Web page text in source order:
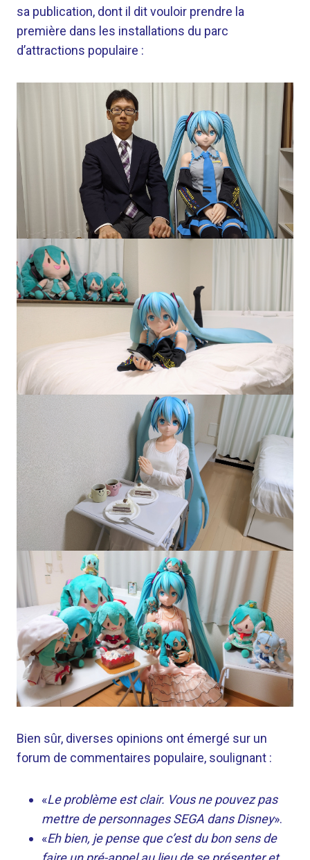
sa publication, dont il dit vouloir prendre la
première dans les installations du parc
d’attractions populaire :
Bien sûr, diverses opinions ont émergé sur un
forum de commentaires populaire, soulignant :
«Le problème est clair. Vous ne pouvez pas
mettre de personnages SEGA dans Disney».
«Eh bien, je pense que c’est du bon sens de